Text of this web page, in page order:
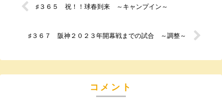
♯３６５ 祝！！球春到来 ～キャンプイン～
♯３６７ 阪神２０２３年開幕戦までの試合 ～調整～
コメント